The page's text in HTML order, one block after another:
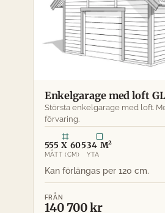
Enkelgarage med loft
Största enkelgarage med loft.
förvaring.
555 X 605
MÅTT (CM)
34 M²
YTA
FRÅN
140 700 kr